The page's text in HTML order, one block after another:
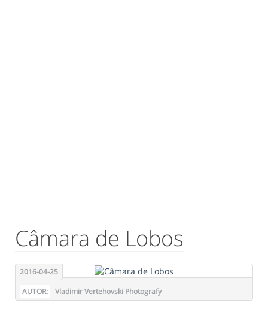
Câmara de Lobos
2016-04-25
AUTOR:
Vladimir Vertehovski Photografy